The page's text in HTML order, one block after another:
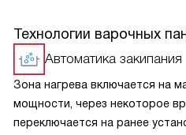
Технологии варочных
Автоматика закипания
Зона нагрева включается на
мощности, через некоторое
переключается на ранее